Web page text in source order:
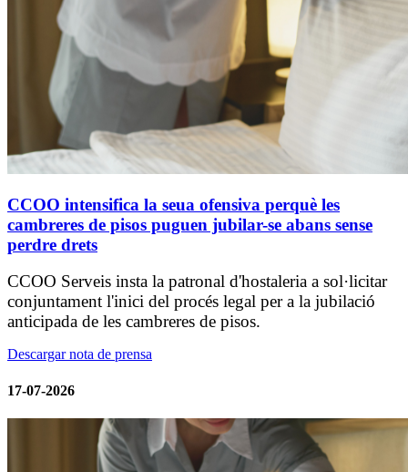
CCOO intensifica la seua ofensiva perquè les
cambreres de pisos puguen jubilar-se abans sense
perdre drets
CCOO Serveis insta la patronal d'hostaleria a sol·licitar
conjuntament l'inici del procés legal per a la jubilació
anticipada de les cambreres de pisos.
Descargar nota de prensa
17-07-2026